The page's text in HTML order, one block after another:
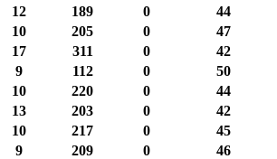
12 189 0
44
10 205 0
47
17 311 0
42
9 112 0
50
10 220 0
44
13 203 0
42
10 217 0
45
9 209 0
46